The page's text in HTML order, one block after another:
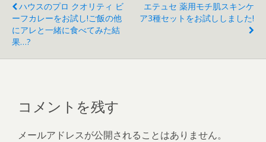
ハウスのプロ クオリティ ビ
ーフカレーをお試し!ご飯の他
にアレと一緒に食べてみた結
果…?
エテュセ 薬用モチ肌スキンケ
ア3種セットをお試ししました!
コメントを残す
メールアドレスが公開されることはありません。